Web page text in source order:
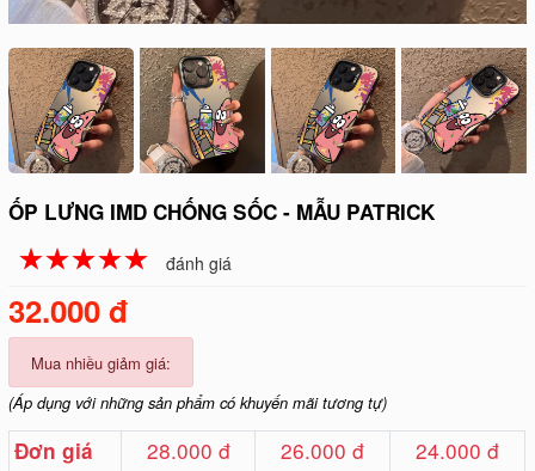
ỐP LƯNG IMD CHỐNG SỐC - MẪU PATRICK
☆☆☆☆☆
★★★★★ đánh giá
32.000 đ
Mua nhiều giảm giá:
(Áp dụng với những sản phẩm có khuyến mãi tương tự)
Đơn giá 28.000 đ 26.000 đ 24.000 đ